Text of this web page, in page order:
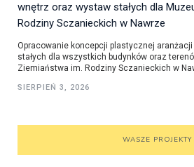
wnętrz oraz wystaw stałych dla
Rodziny Sczanieckich w Nawrze
Opracowanie koncepcji plastycznej
stałych dla wszystkich budynków oraz
Ziemiaństwa im. Rodziny Sczanieckich w
SIERPIEŃ 3, 2026
WASZE PROJEKTY